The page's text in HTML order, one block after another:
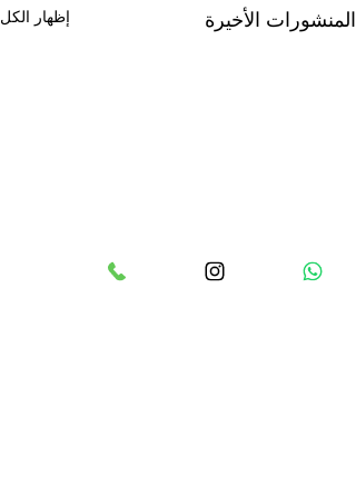
المنشورات الأخيرة إظهار الكل